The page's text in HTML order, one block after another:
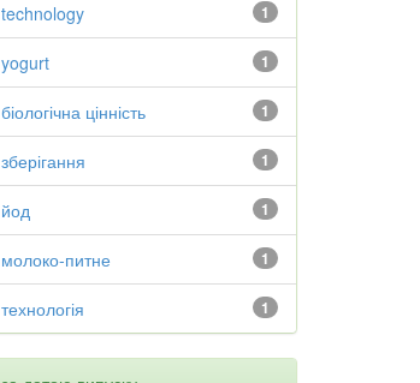
1
technology
1
yogurt
1
біологічна цінність
1
зберігання
1
йод
1
молоко-питне
1
технологія